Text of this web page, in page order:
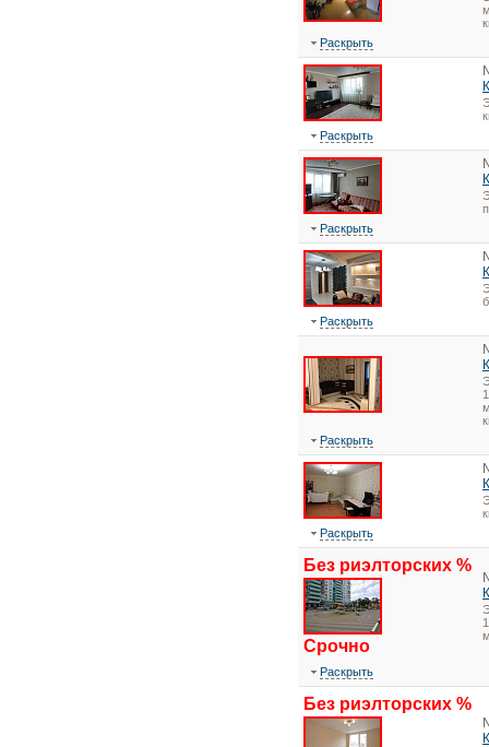
Раскрыть
Раскрыть
Раскрыть
Раскрыть
Раскрыть
Раскрыть
Без риэлторских %
Срочно
Раскрыть
Без риэлторских %